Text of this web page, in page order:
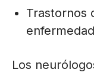
Trastornos
Los